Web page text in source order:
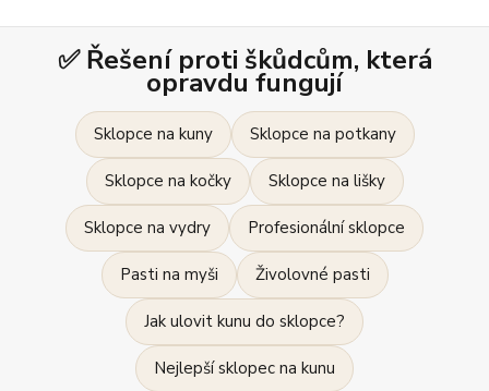
✅ Řešení proti škůdcům, která
opravdu fungují
Sklopce na kuny Sklopce na potkany
Sklopce na kočky Sklopce na lišky
Sklopce na vydry Profesionální sklopce
Pasti na myši Živolovné pasti
Jak ulovit kunu do sklopce?
Nejlepší sklopec na kunu